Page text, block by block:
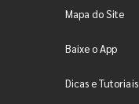
Mapa do Site
Baixe o App
Dicas e Tutoriais